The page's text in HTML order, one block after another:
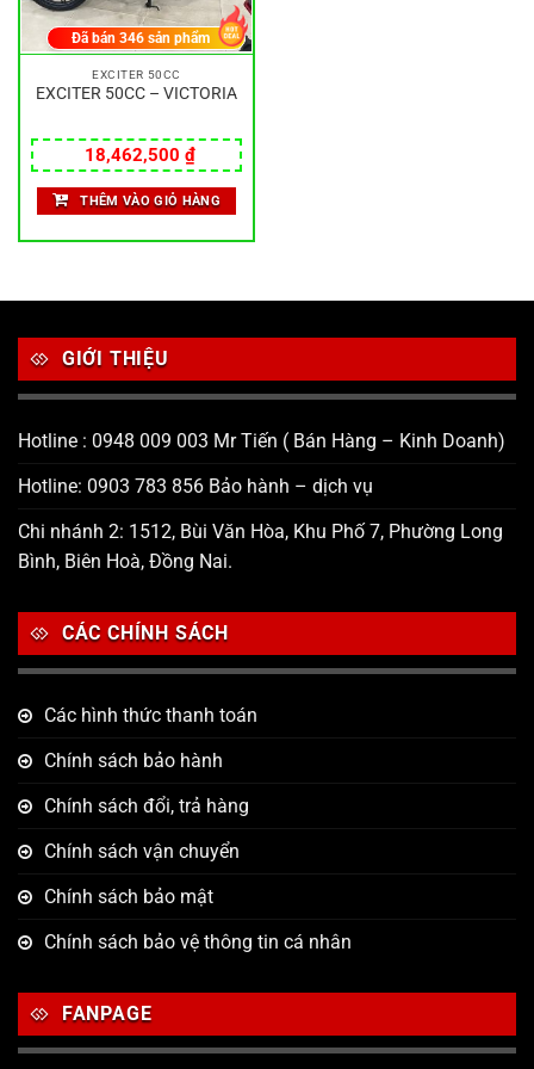
EXCITER 50CC
EXCITER 50CC – VICTORIA
18,462,500 ₫
Đã bán346 sản phẩm
THÊM VÀO GIỎ HÀNG
GIỚI THIỆU
Hotline : 0948 009 003 Mr Tiến ( Bán Hàng – Kinh Doanh)
Hotline: 0903 783 856 Bảo hành – dịch vụ
Chi nhánh 2: 1512, Bùi Văn Hòa, Khu Phố 7, Phường Long
Bình, Biên Hoà, Đồng Nai.
CÁC CHÍNH SÁCH
Các hình thức thanh toán
Chính sách bảo hành
Chính sách đổi, trả hàng
Chính sách vận chuyển
Chính sách bảo mật
Chính sách bảo vệ thông tin cá nhân
FANPAGE